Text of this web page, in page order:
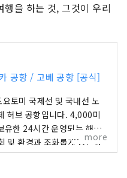
을 하는 것, 그것이 우리
공항 / 고베 공항 [공식]
토미 국제선 및 국내선 노
허브 공항입니다. 4,000미
유한 24시간 운영되는 해상
및 환경과 조화롭게 공존하
하고 있습니다.
more